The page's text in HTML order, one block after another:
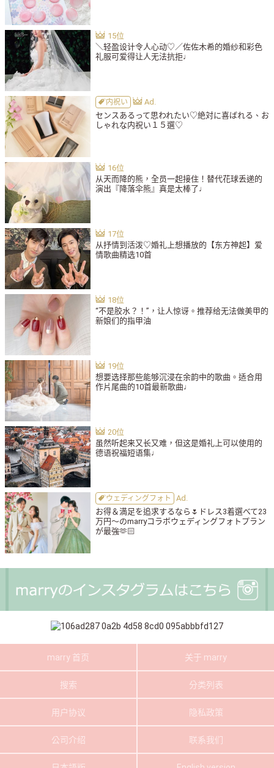
＼轻盈设计令人心动♡／佐佐木希的婚纱和彩色
礼服可爱得让人无法抗拒♩
内祝い
センスあるって思われたい♡絶対に喜ばれる、お
しゃれな内祝い１５選♡
从天而降的熊，全员一起接住！替代花球丢递的
演出『降落伞熊』真是太棒了♩
从抒情到活泼♡婚礼上想播放的【东方神起】爱
情歌曲精选10首
“不是胶水？！”，让人惊讶。推荐给无法做美甲的
新娘们的指甲油
想要选择那些能够沉浸在余韵中的歌曲。适合用
作片尾曲的10首最新歌曲♩
虽然听起来又长又难，但这是婚礼上可以使用的
德语祝福短语集♩
ウェディングフォト
お得＆満足を追求するなら🌷ドレス3着選べて23
万円〜のmarryコラボウェディングフォトプラン
が最強🫶🏻
marry 首页 关于 marry
搜索 分类列表
用户协议 隐私政策
公司介绍 联系我们